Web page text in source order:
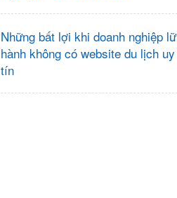
Những bất lợi khi doanh nghiệp lữ
hành không có website du lịch uy
tín